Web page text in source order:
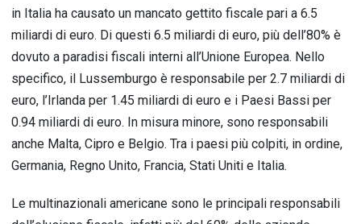
in Italia ha causato un mancato gettito fiscale pari a 6.5
miliardi di euro. Di questi 6.5 miliardi di euro, più dell’80% è
dovuto a paradisi fiscali interni all’Unione Europea. Nello
specifico, il Lussemburgo è responsabile per 2.7 miliardi di
euro, l’Irlanda per 1.45 miliardi di euro e i Paesi Bassi per
0.94 miliardi di euro. In misura minore, sono responsabili
anche Malta, Cipro e Belgio. Tra i paesi più colpiti, in ordine,
Germania, Regno Unito, Francia, Stati Uniti e Italia.
Le multinazionali americane sono le principali responsabili